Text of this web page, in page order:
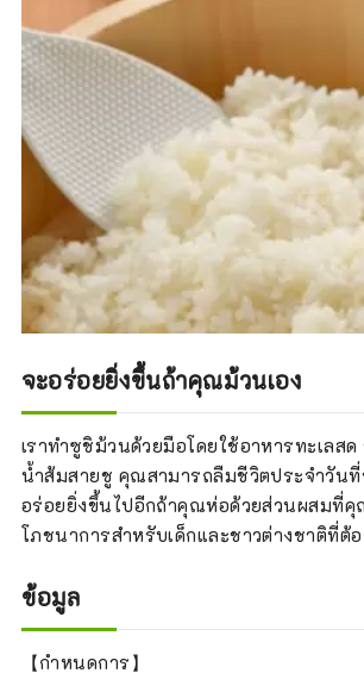
จะอร่อยยิ่งขึ้นถ้าคุณม้วนเอง
เราทำซูชิม้วนด้วยมือโดยใช้อาหารทะเลส
น้ำส้มสายชู คุณสามารถลืมชีวิตประจำวันที่
อร่อยยิ่งขึ้นไปอีกถ้าคุณห่อด้วยส่วนผสมที่
โภชนาการสำหรับเด็กและชาวต่างชาติที่
ข้อมูล
【กำหนดการ】